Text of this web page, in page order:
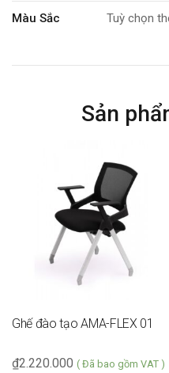
Màu Sắc Tuỳ chọn
2 năm.
Sản
Ghế đào tạo AMA-FLEX 01
2.220.000
₫ ( Đã bao gồm VAT )